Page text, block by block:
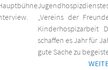
„Vereins der
Kinderhospizarbeit
schaffen es Jahr für
gute Sache zu